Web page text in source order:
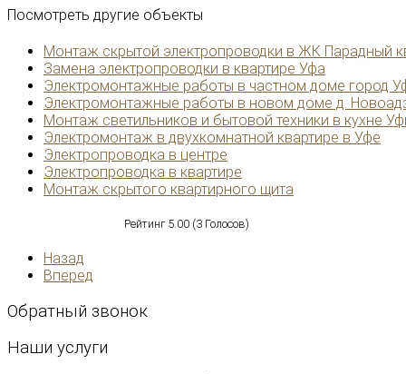
Посмотреть другие объекты
Монтаж скрытой электропроводки в ЖК Парадный
Замена электропроводки в квартире Уфа
Электромонтажные работы в частном доме город
Электромонтажные работы в новом доме д.
Монтаж светильников и бытовой техники в кухне
Электромонтаж в двухкомнатной квартире в Уфе
Электропроводка в центре
Электропроводка в квартире
Монтаж скрытого квартирного щита
Рейтинг 5.00 (3 Голосов)
Назад
Вперед
Обратный звонок
Наши услуги